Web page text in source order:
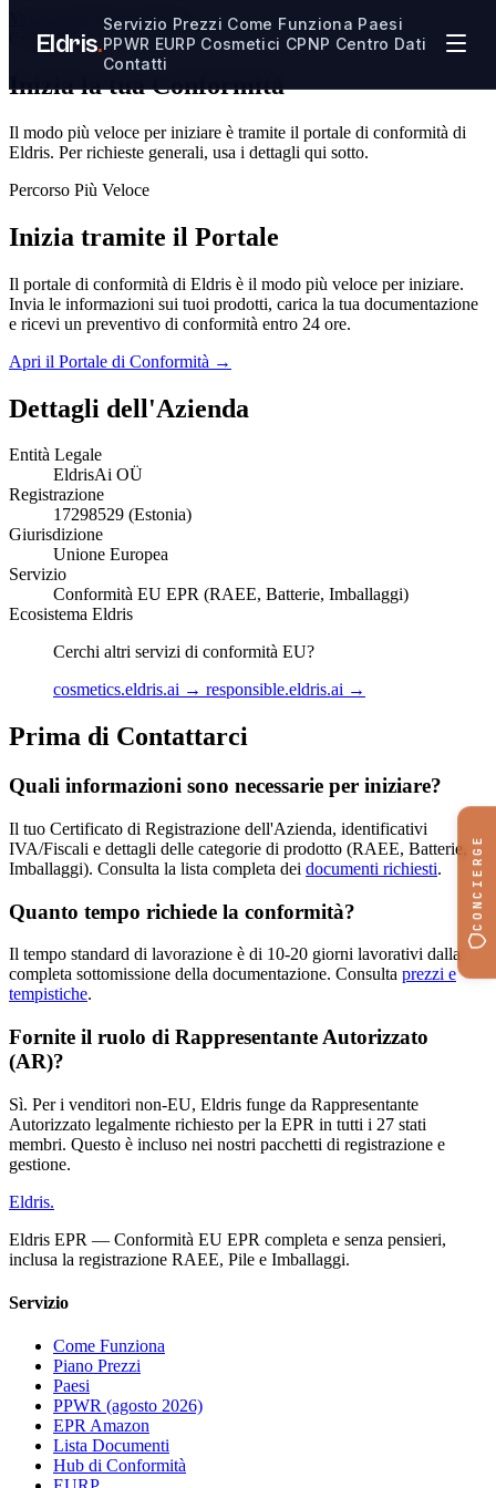
Vai al contenuto principale
Eldris.
Servizio Prezzi Come Funziona Paesi
PPWR EURP Cosmetici CPNP Centro Dati
Contatti
Contattaci
Inizia la tuaConformità
Il modo più veloce per iniziare è tramite il portale di conformità di
Eldris. Per richieste generali, usa i dettagli qui sotto.
Percorso Più Veloce
Inizia tramite il Portale
Il portale di conformità di Eldris è il modo più veloce per iniziare.
Invia le informazioni sui tuoi prodotti, carica la tua documentazione
e ricevi un preventivo di conformità entro 24 ore.
Apri il Portale di Conformità →
Dettagli dell'Azienda
Entità Legale
EldrisAi OÜ
Registrazione
17298529 (Estonia)
Giurisdizione
Unione Europea
Servizio
Conformità EU EPR (RAEE, Batterie, Imballaggi)
Ecosistema Eldris
Cerchi altri servizi di conformità EU?
cosmetics.eldris.ai → responsible.eldris.ai →
Prima di Contattarci
Quali informazioni sono necessarie per iniziare?
Il tuo Certificato di Registrazione dell'Azienda, identificativi
IVA/Fiscali e dettagli delle categorie di prodotto (RAEE, Batterie,
Imballaggi). Consulta la lista completa dei documenti richiesti.
Quanto tempo richiede la conformità?
Il tempo standard di lavorazione è di 10-20 giorni lavorativi dalla
completa sottomissione della documentazione. Consulta prezzi e
tempistiche.
Fornite il ruolo di Rappresentante Autorizzato
(AR)?
Sì. Per i venditori non-EU, Eldris funge da Rappresentante
Autorizzato legalmente richiesto per la EPR in tutti i 27 stati
membri. Questo è incluso nei nostri pacchetti di registrazione e
gestione.
Eldris.
Eldris EPR — Conformità EU EPR completa e senza pensieri,
inclusa la registrazione RAEE, Pile e Imballaggi.
Servizio
Come Funziona
Piano Prezzi
Paesi
PPWR (agosto 2026)
EPR Amazon
Lista Documenti
Hub di Conformità
CONCIERGE